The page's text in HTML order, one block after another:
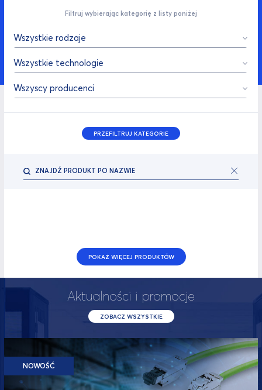
Filtruj wybierając kategorię z listy poniżej
Wszystkie rodzaje
Wszystkie technologie
Wszyscy producenci
PRZEFILTRUJ KATEGORIE
POKAŻ WIĘCEJ PRODUKTÓW
Aktualności i promocje
ZOBACZ WSZYSTKIE
NOWOŚĆ